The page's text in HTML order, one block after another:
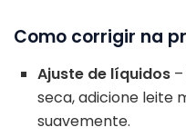
Como corrigir na
Ajuste de líquidos–
seca, adicione leite
suavemente.